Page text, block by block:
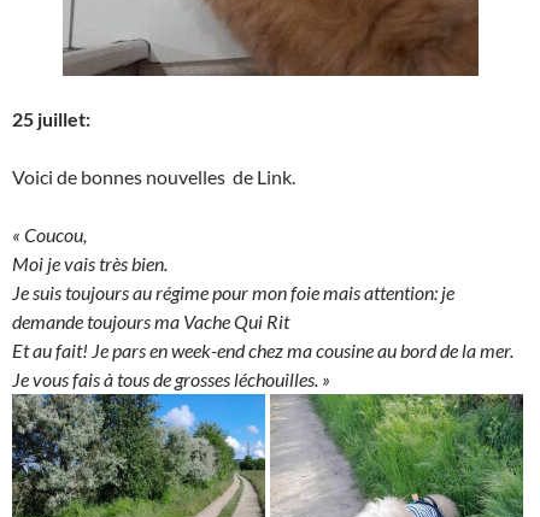
25 juillet:
Voici de bonnes nouvelles de Link.
« Coucou,
Moi je vais très bien.
Je suis toujours au régime pour mon foie mais attention: je
demande toujours ma Vache Qui Rit
Et au fait! Je pars en week-end chez ma cousine au bord de la mer.
Je vous fais à tous de grosses léchouilles. »